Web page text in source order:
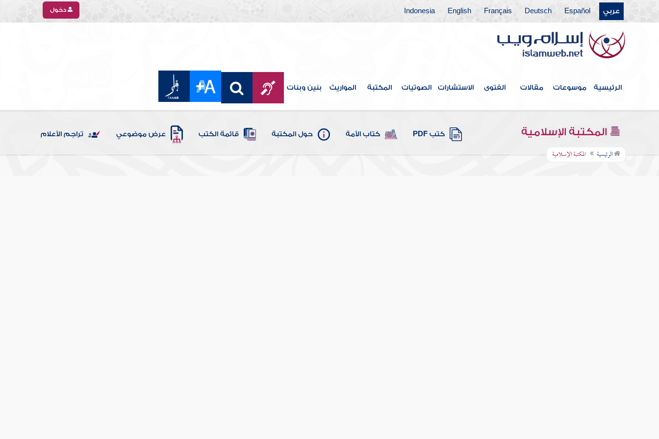
عربي Español
Deutsch
Français
English
Indonesia دخول
الرئيسية موسوعات مقالات الفتوى الاستشارات الصوتيات المكتبة المواريث بنين وبنات
المكتبة الإسلامية كتب PDF كتاب الأمة حول المكتبة قائمة الكتب عرض موضوعي تراجم الأعلام
الرئيسية المكتبة الإسلامية